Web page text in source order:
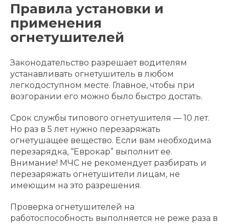
Правила установки и
применения
огнетушителей
Законодательство разрешает водителям
устанавливать огнетушитель в любом
легкодоступном месте. Главное, чтобы при
возгорании его можно было быстро достать.
Срок службы типового огнетушителя — 10 лет.
Но раз в 5 лет нужно перезаряжать
огнетушащее вещество. Если вам необходима
перезарядка, “Еврокар” выполнит ее.
Внимание! МЧС не рекомендует разбирать и
перезаряжать огнетушители лицам, не
имеющим на это разрешения.
Проверка огнетушителей на
работоспособность выполняется не реже раза в